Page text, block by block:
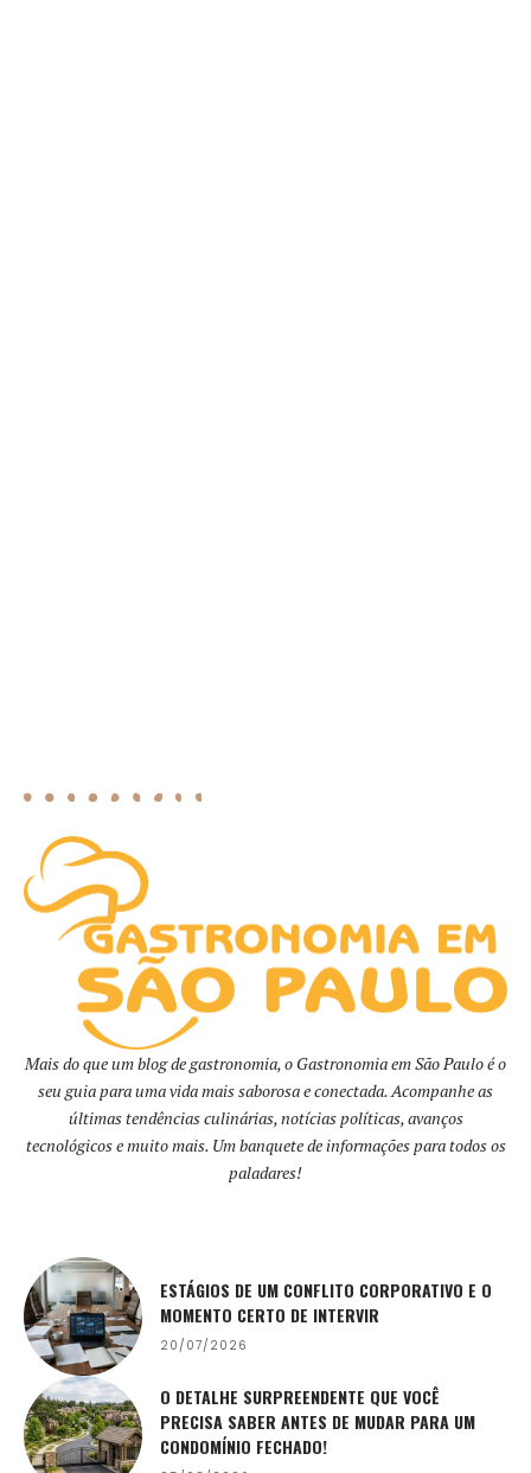
Mais do que um blog de gastronomia, o Gastronomia em São Paulo é o
seu guia para uma vida mais saborosa e conectada. Acompanhe as
últimas tendências culinárias, notícias políticas, avanços
tecnológicos e muito mais. Um banquete de informações para todos os
paladares!
ESTÁGIOS DE UM CONFLITO CORPORATIVO E O
MOMENTO CERTO DE INTERVIR
20/07/2026
O DETALHE SURPREENDENTE QUE VOCÊ
PRECISA SABER ANTES DE MUDAR PARA UM
CONDOMÍNIO FECHADO!